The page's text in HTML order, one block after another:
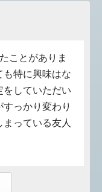
ことがありま
も特に興味はな
をしていただい
っかり変わり
っている友人